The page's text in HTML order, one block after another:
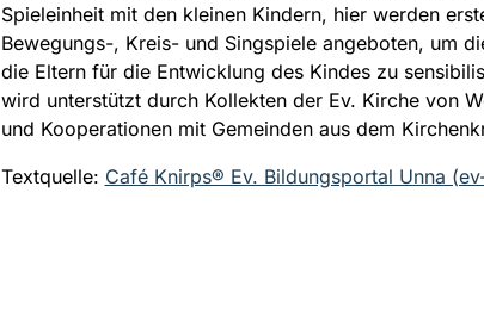
Spieleinheit mit den kleinen Kindern, hier werden
Bewegungs-, Kreis- und Singspiele angeboten, um
die Eltern für die Entwicklung des Kindes zu
wird unterstützt durch Kollekten der Ev. Kirche von
und Kooperationen mit Gemeinden aus dem
Textquelle: Café Knirps® Ev. Bildungsportal Unna